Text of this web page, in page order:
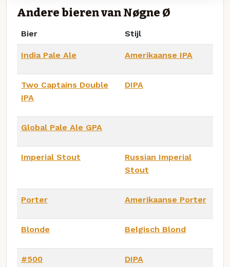
Andere bieren van Nøgne Ø
Bier Stijl
India Pale Ale Amerikaanse IPA
Two Captains Double
IPA
DIPA
Global Pale Ale GPA
Imperial Stout
Russian Imperial
Stout
Porter Amerikaanse Porter
Blonde Belgisch Blond
#500 DIPA